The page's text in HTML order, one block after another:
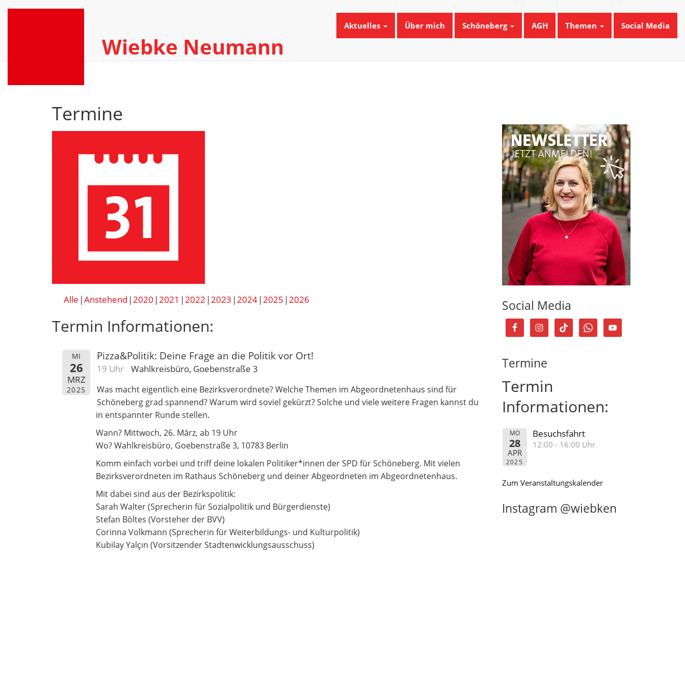
Wiebke Neumann
Aktuelles Über mich Schöneberg AGH Themen Social Media
Termine
Alle Anstehend 2020 2021 2022 2023 2024 2025 2026
Termin Informationen:
MI
26
MRZ
2025
Pizza&Politik: Deine Frage an die Politik vor Ort!
19 Uhr Wahlkreisbüro, Goebenstraße 3
Was macht eigentlich eine Bezirksverordnete? Welche Themen im Abgeordnetenhaus sind für
Schöneberg grad spannend? Warum wird soviel gekürzt? Solche und viele weitere Fragen kannst du
in entspannter Runde stellen.
Wann? Mittwoch, 26. März, ab 19 Uhr
Wo? Wahlkreisbüro, Goebenstraße 3, 10783 Berlin
Komm einfach vorbei und triff deine lokalen Politiker*innen der SPD für Schöneberg. Mit vielen
Bezirksverordneten im Rathaus Schöneberg und deiner Abgeordneten im Abgeordnetenhaus.
Mit dabei sind aus der Bezirkspolitik:
Sarah Walter (Sprecherin für Sozialpolitik und Bürgerdienste)
Stefan Böltes (Vorsteher der BVV)
Corinna Volkmann (Sprecherin für Weiterbildungs- und Kulturpolitik)
Kubilay Yalçın (Vorsitzender Stadtenwicklungsausschuss)
Social Media
Termine
Termin
Informationen:
MO
28
APR
2025
Besuchsfahrt
12:00 - 16:00 Uhr
Zum Veranstaltungskalender
Instagram @wiebken